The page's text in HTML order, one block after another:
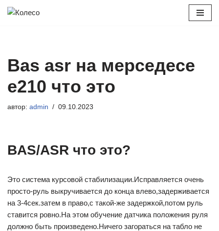
Bas asr на мерседесе
е210 что это
автор: admin 09.10.2023
BAS/ASR что это?
Это система курсовой стабилизации.Исправляется очень
просто-руль выкручивается до конца влево,задерживается
на 3-4сек.затем в право,с такой-же задержкой,потом руль
ставится ровно.На этом обучение датчика положения руля
должно быть произведено.Ничего загораться на табло не